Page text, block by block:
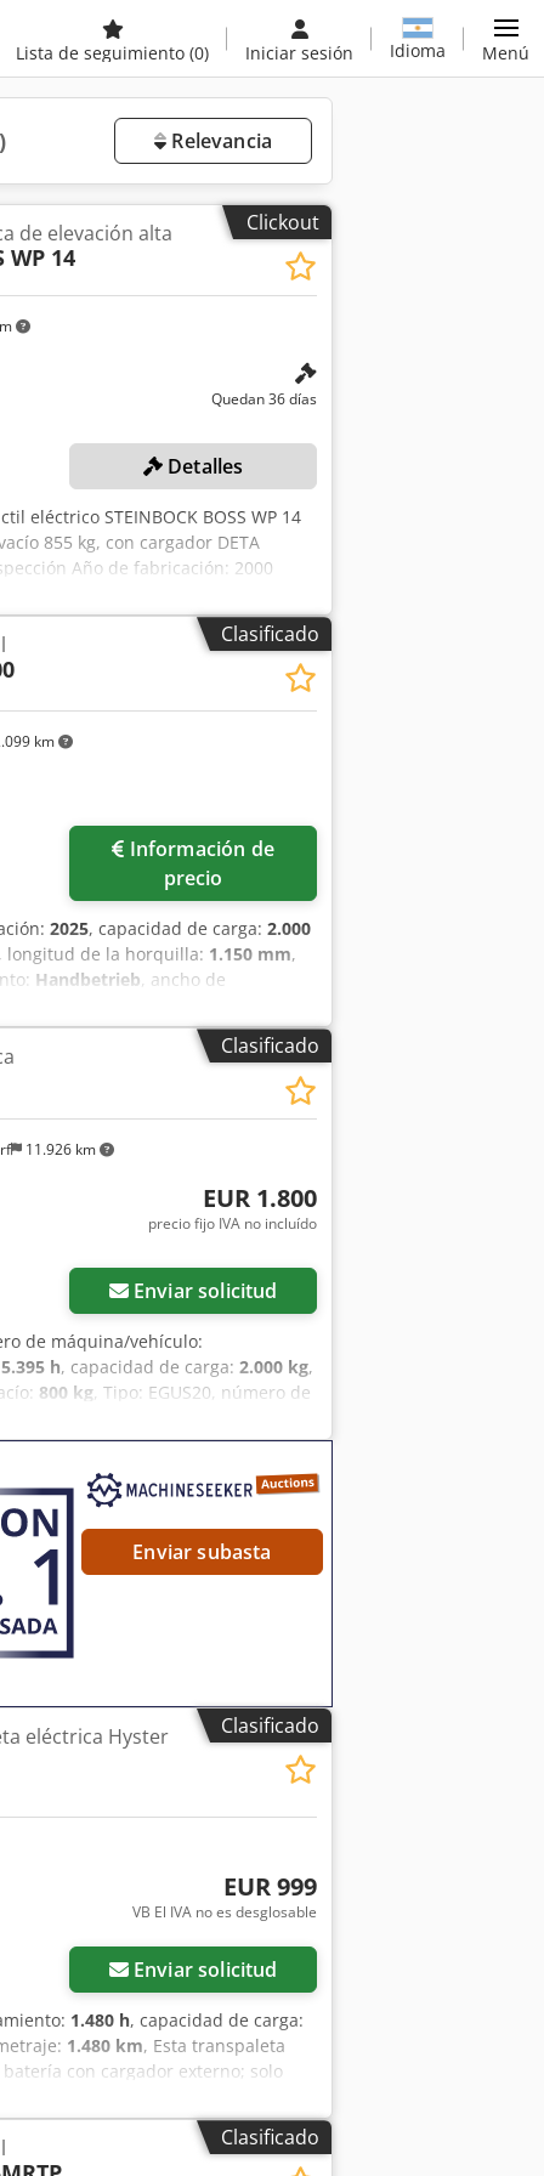
Lista de seguimiento (0) Iniciar sesión Idioma Menú
Relevancia
Clickout
de elevación alta
WP 14
Quedan 36 días
Detalles
eléctrico STEINBOCK BOSS WP 14
855 kg, con cargador DETA
Año de fabricación: 2000
Clasificado
km
precio
2025, capacidad de carga: 2.000
longitud de la horquilla: 1.150 mm,
Handbetrieb, ancho de
en stock, solo bajo pedido. Todas
Ruedas directrices: bandajes de
de giro de 240°. Rodillos de carga:
ruedas con rodamientos de bolas
Clasificado
11.926 km
EUR 1.800
precio fijo IVA no incluído
Enviar solicitud
de máquina/vehículo:
5.395 h, capacidad de carga: 2.000 kg,
800 kg, Tipo: EGUS20, número de
Enviar subasta
Clasificado
eléctrica Hyster
EUR 999
VB El IVA no es desglosable
Enviar solicitud
1.480 h, capacidad de carga:
1.480 km, Esta transpaleta
con cargador externo; solo
Clasificado